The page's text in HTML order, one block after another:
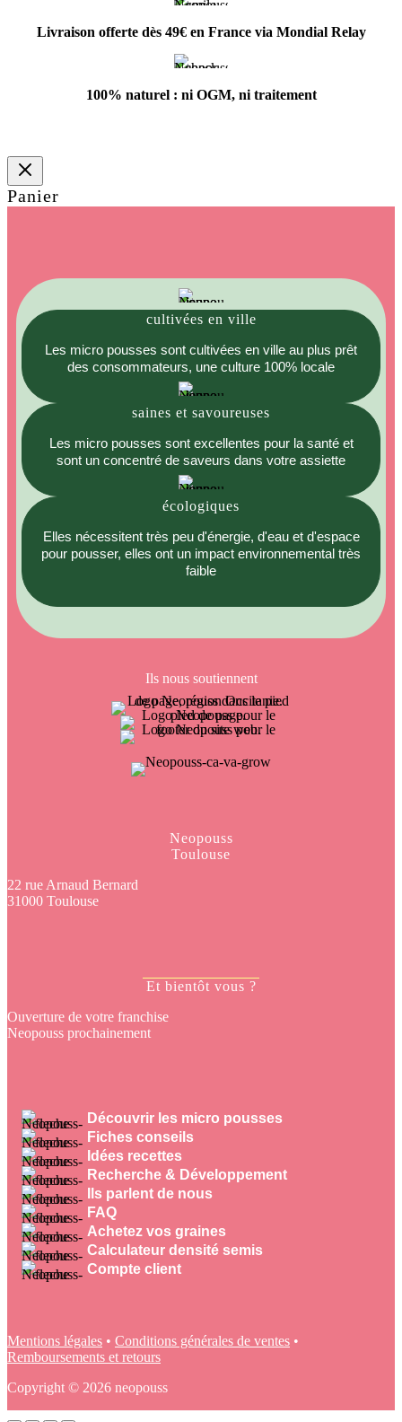
Livraison offerte dès 49€ en France via Mondial Relay
100% naturel : ni OGM, ni traitement
Panier
cultivées en ville
Les micro pousses sont cultivées en ville au plus prêt
des consommateurs, une culture 100% locale
saines et savoureuses
Les micro pousses sont excellentes pour la santé et
sont un concentré de saveurs dans votre assiette
écologiques
Elles nécessitent très peu d'énergie, d'eau et d'espace
pour pousser, elles ont un impact environnemental très
faible
Ils nous soutiennent
Neopouss
Toulouse
22 rue Arnaud Bernard
31000 Toulouse
Et bientôt vous ?
Ouverture de votre franchise
Neopouss prochainement
Découvrir les micro pousses
Fiches conseils
Idées recettes
Recherche & Développement
Ils parlent de nous
FAQ
Achetez vos graines
Calculateur densité semis
Compte client
Mentions légales • Conditions générales de ventes •
Remboursements et retours
Copyright © 2026 neopouss